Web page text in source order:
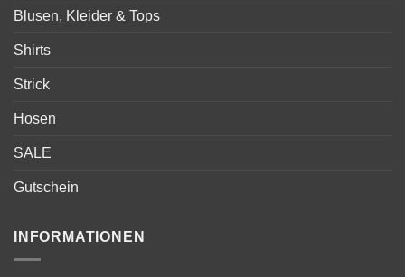
Blusen, Kleider & Tops
Shirts
Strick
Hosen
SALE
Gutschein
INFORMATIONEN